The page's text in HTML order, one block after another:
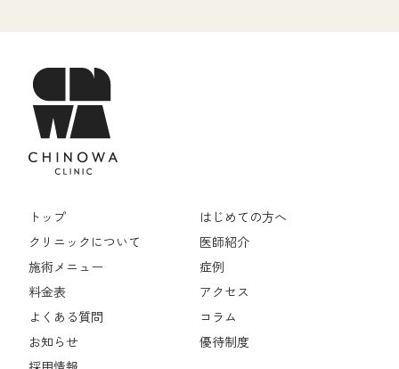
トップ
はじめての方へ
クリニックについて
医師紹介
施術メニュー
症例
料金表
アクセス
よくある質問
コラム
お知らせ
優待制度